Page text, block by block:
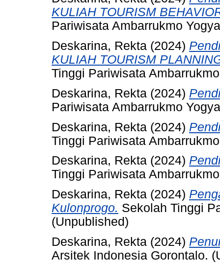
KULIAH TOURISM
Pariwisata Ambarrukmo
Deskarina, Rekta (2024)
KULIAH TOURISM
Tinggi Pariwisata
Deskarina, Rekta (2024)
Pariwisata Ambarrukmo
Deskarina, Rekta (2024)
Tinggi Pariwisata
Deskarina, Rekta (2024)
Tinggi Pariwisata
Deskarina, Rekta (2024)
Kulonprogo. Sekolah Tinggi
(Unpublished)
Deskarina, Rekta (2024)
Arsitek Indonesia Gorontalo.